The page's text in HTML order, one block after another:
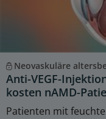
Neovaskuläre
Anti-VEGF-
kosten nAMD-
Patienten mit